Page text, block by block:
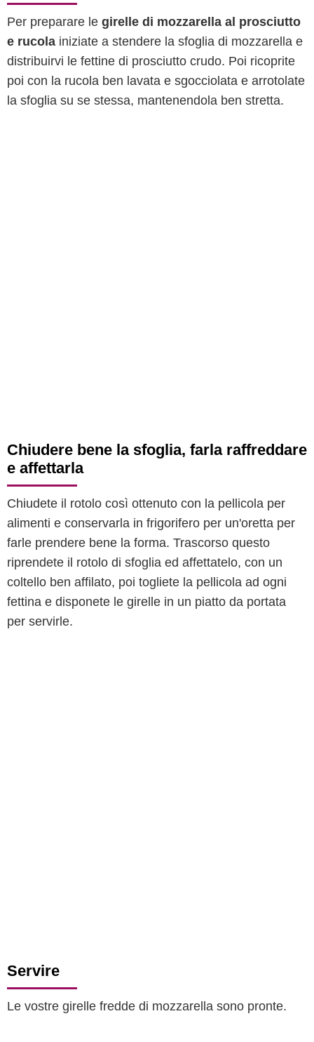
Per preparare le girelle di mozzarella al prosciutto
e rucola iniziate a stendere la sfoglia di mozzarella e
distribuirvi le fettine di prosciutto crudo. Poi ricoprite
poi con la rucola ben lavata e sgocciolata e arrotolate
la sfoglia su se stessa, mantenendola ben stretta.
Chiudere bene la sfoglia, farla raffreddare
e affettarla
Chiudete il rotolo così ottenuto con la pellicola per
alimenti e conservarla in frigorifero per un'oretta per
farle prendere bene la forma. Trascorso questo
riprendete il rotolo di sfoglia ed affettatelo, con un
coltello ben affilato, poi togliete la pellicola ad ogni
fettina e disponete le girelle in un piatto da portata
per servirle.
Servire
Le vostre girelle fredde di mozzarella sono pronte.